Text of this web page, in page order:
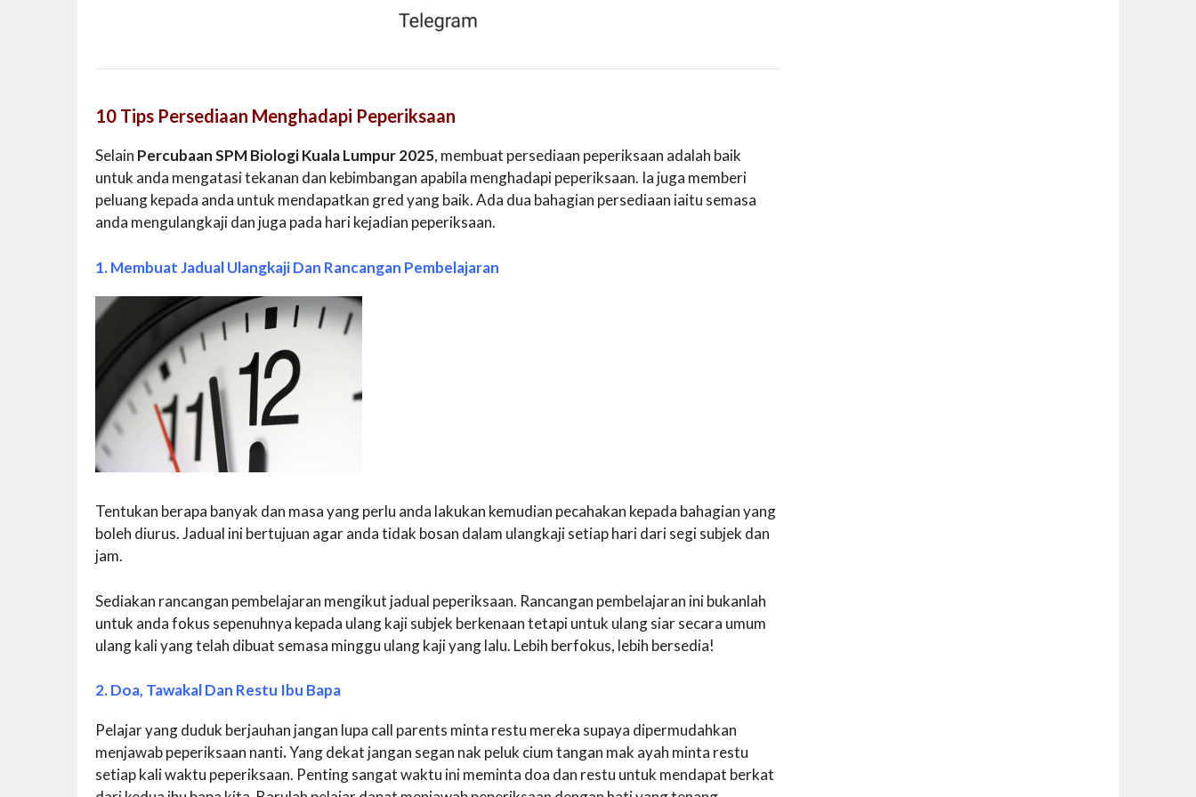
10 Tips Persediaan Menghadapi Peperiksaan
Selain Percubaan SPM Biologi Kuala Lumpur 2025, membuat persediaan peperiksaan adalah baik
untuk anda mengatasi tekanan dan kebimbangan apabila menghadapi peperiksaan. Ia juga memberi
peluang kepada anda untuk mendapatkan gred yang baik. Ada dua bahagian persediaan iaitu semasa
anda mengulangkaji dan juga pada hari kejadian peperiksaan.
1. Membuat Jadual Ulangkaji Dan Rancangan Pembelajaran
Tentukan berapa banyak dan masa yang perlu anda lakukan kemudian pecahakan kepada bahagian yang
boleh diurus. Jadual ini bertujuan agar anda tidak bosan dalam ulangkaji setiap hari dari segi subjek dan
jam.
Sediakan rancangan pembelajaran mengikut jadual peperiksaan. Rancangan pembelajaran ini bukanlah
untuk anda fokus sepenuhnya kepada ulang kaji subjek berkenaan tetapi untuk ulang siar secara umum
ulang kali yang telah dibuat semasa minggu ulang kaji yang lalu. Lebih berfokus, lebih bersedia!
2. Doa, Tawakal Dan Restu Ibu Bapa
Pelajar yang duduk berjauhan jangan lupa call parents minta restu mereka supaya dipermudahkan
menjawab peperiksaan nanti.Yang dekat jangan segan nak peluk cium tangan mak ayah minta restu
setiap kali waktu peperiksaan. Penting sangat waktu ini meminta doa dan restu untuk mendapat berkat